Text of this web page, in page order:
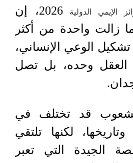
الإيمي الدولية
2026، إن
زالت واحدة من أكثر
تشكيل الوعي الإنساني،
العقل وحده، بل تصل
قد تختلف في
وتاريخها، لكنها تلتقي
الجيدة التي تعبر